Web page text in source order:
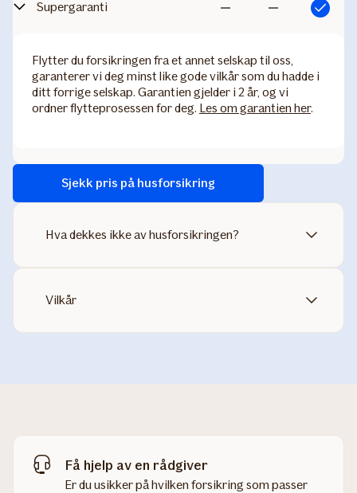
Supergaranti Inkludert
Flytter du forsikringen fra et annet selskap til oss,
garanterer vi deg minst like gode vilkår som du hadde i
ditt forrige selskap. Garantien gjelder i 2 år, og vi
ordner flytteprosessen for deg. Les om garantien her.
Sjekk pris på husforsikring
Hva dekkes ikke av husforsikringen?
Vilkår
Få hjelp av en rådgiver
Er du usikker på hvilken forsikring som passer